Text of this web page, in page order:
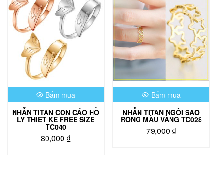
Bấm mua
NHẪN TITAN CON CÁO HỒ
LY THIẾT KẾ FREE SIZE
TC040
80,000 ₫
Bấm mua
NHẪN TITAN NGÔI SAO
RỔNG MÀU VÀNG TC028
79,000 ₫